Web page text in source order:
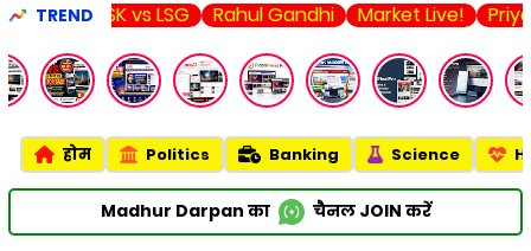
TREND
CSK vs LSG Rahul Gandhi Market Live! Priyanka
होम Politics Banking Science
Madhur Darpan का चैनल JOIN करें